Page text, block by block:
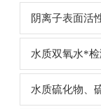
阴离子表面活
水质双氧水*检
水质硫化物、